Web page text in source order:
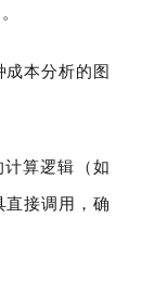
本分析的图
计算逻辑（如
接调用，确